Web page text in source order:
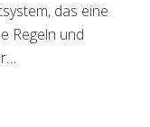
das eine
Regeln und